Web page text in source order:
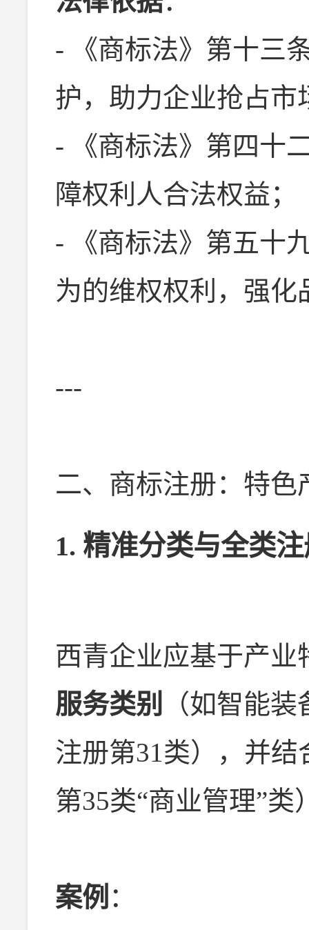
- 《商标法》第十三
护，助力企业抢占市
- 《商标法》第四十
障权利人合法权益；
- 《商标法》第五十
为的维权权利，强化
---
二、商标注册：特
1. 精准分类与全类
西青企业应基于产业
服务类别
（如智能
注册第31类），并结
第35类“商业管理”
案例 ：